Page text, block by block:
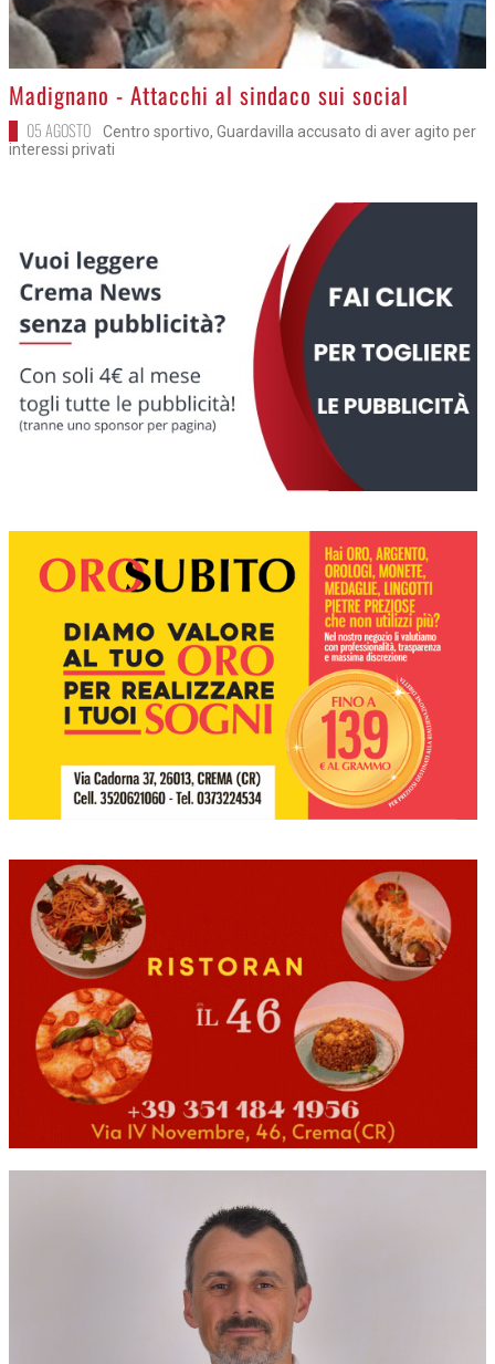
>Madignano - Attacchi al sindaco sui social
05 AGOSTO
Centro sportivo, Guardavilla accusato di aver agito per
interessi privati